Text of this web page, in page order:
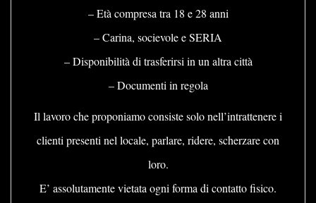
– Età compresa tra 18 e 28 anni
– Carina, socievole e SERIA
– Disponibilità di trasferirsi in un altra città
– Documenti in regola
Il lavoro che proponiamo consiste solo nell’intrattenere i
clienti presenti nel locale, parlare, ridere, scherzare con
loro.
E’ assolutamente vietata ogni forma di contatto fisico.